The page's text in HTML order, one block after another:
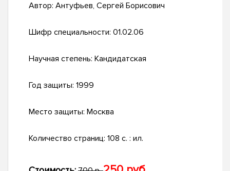
Автор: Антуфьев, Сергей Борисович
Шифр специальности: 01.02.06
Научная степень: Кандидатская
Год защиты: 1999
Место защиты: Москва
Количество страниц: 108 с. : ил.